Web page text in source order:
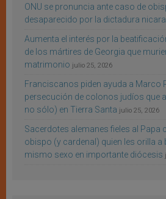
ONU se pronuncia ante caso de
desaparecido por la dictadura
Aumenta el interés por la
de los mártires de Georgia que
matrimonio julio 25, 2026
Franciscanos piden ayuda a Marco
persecución de colonos judíos que
no sólo) en Tierra Santa julio 25, 2026
Sacerdotes alemanes fieles al Papa
obispo (y cardenal) quien les orilla a
mismo sexo en importante diócesis